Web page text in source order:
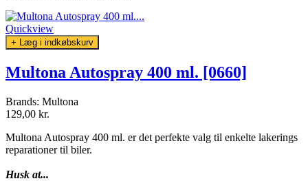
Quickview
+ Læg i indkøbskurv
Multona Autospray 400 ml. [0660]
Brands: Multona
129,00 kr.
Multona Autospray 400 ml. er det perfekte valg til enkelte lakerings
reparationer til biler.
Husk at...